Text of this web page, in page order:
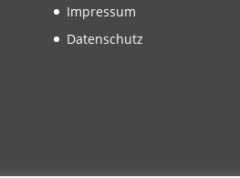
Impressum
Datenschutz